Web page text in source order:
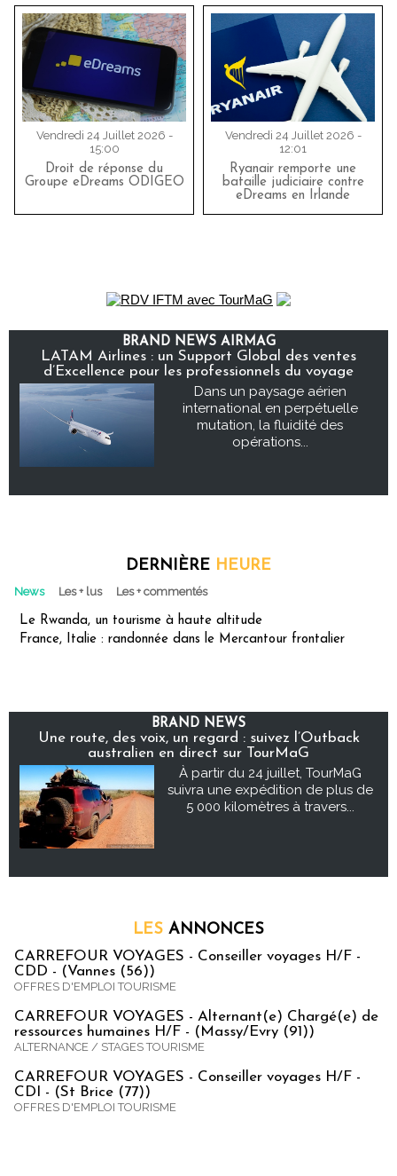
Vendredi 24 Juillet 2026 -
15:00
Droit de réponse du
Groupe eDreams ODIGEO
Vendredi 24 Juillet 2026 -
12:01
Ryanair remporte une
bataille judiciaire contre
eDreams en Irlande
BRAND NEWS AIRMAG
LATAM Airlines : un Support Global des ventes
d’Excellence pour les professionnels du voyage
Dans un paysage aérien
international en perpétuelle
mutation, la fluidité des
opérations...
DERNIÈRE HEURE
News Les + lus Les + commentés
Le Rwanda, un tourisme à haute altitude
France, Italie : randonnée dans le Mercantour frontalier
BRAND NEWS
Une route, des voix, un regard : suivez l’Outback
australien en direct sur TourMaG
À partir du 24 juillet, TourMaG
suivra une expédition de plus de
5 000 kilomètres à travers...
LES ANNONCES
CARREFOUR VOYAGES - Conseiller voyages H/F -
CDD - (Vannes (56))
OFFRES D'EMPLOI TOURISME
CARREFOUR VOYAGES - Alternant(e) Chargé(e) de
ressources humaines H/F - (Massy/Evry (91))
ALTERNANCE / STAGES TOURISME
CARREFOUR VOYAGES - Conseiller voyages H/F -
CDI - (St Brice (77))
OFFRES D'EMPLOI TOURISME